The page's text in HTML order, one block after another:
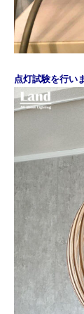
点灯試験を行い